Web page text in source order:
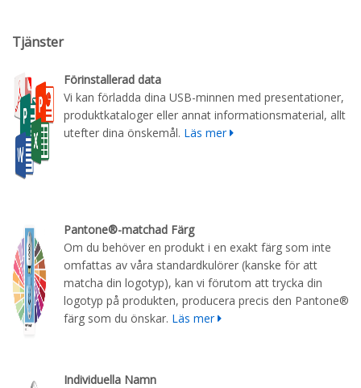
Tjänster
Förinstallerad data
Vi kan förladda dina USB-minnen med presentationer,
produktkataloger eller annat informationsmaterial, allt
utefter dina önskemål. Läs mer
Pantone®-matchad Färg
Om du behöver en produkt i en exakt färg som inte
omfattas av våra standardkulörer (kanske för att
matcha din logotyp), kan vi förutom att trycka din
logotyp på produkten, producera precis den Pantone®
färg som du önskar. Läs mer
Individuella Namn